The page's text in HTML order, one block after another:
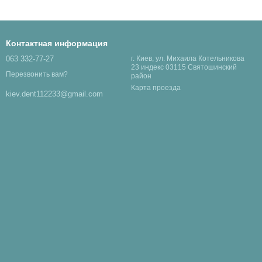
Контактная информация
063 332-77-27
Перезвонить вам?
kiev.dent112233@gmail.com
г. Киев, ул. Михаила Котельникова
23 индекс 03115 Святошинский
район
Карта проезда